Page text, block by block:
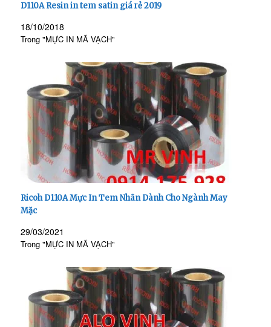
D110A Resin in tem satin giá rẻ 2019
18/10/2018
Trong "MỰC IN MÃ VẠCH"
Ricoh D110A Mực In Tem Nhãn Dành Cho Ngành May
Mặc
29/03/2021
Trong "MỰC IN MÃ VẠCH"